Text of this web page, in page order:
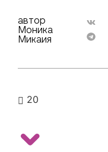
автор
Моника
Микаия
20